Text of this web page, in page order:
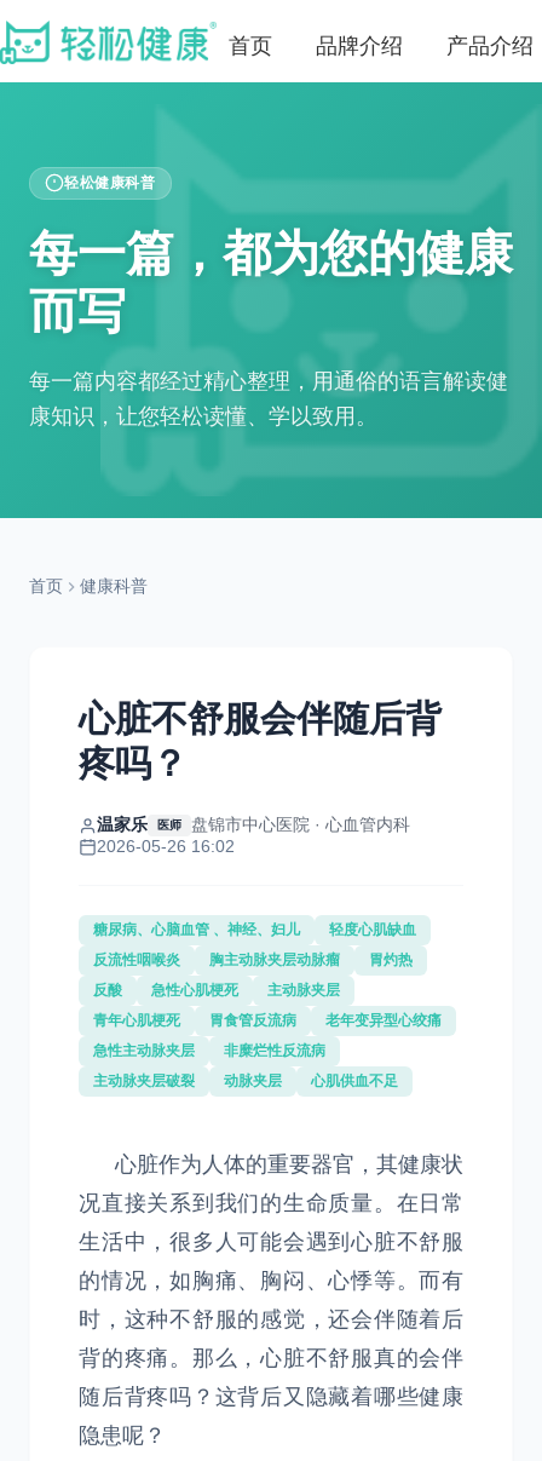
首页 品牌介绍 产品介绍
轻松健康科普
每一篇，都为您的健康
而写
每一篇内容都经过精心整理，用通俗的语言解读健
康知识，让您轻松读懂、学以致用。
首页 健康科普
心脏不舒服会伴随后背
疼吗？
温家乐 医师
盘锦市中心医院 · 心血管内科
2026-05-26 16:02
糖尿病、心脑血管 、神经、妇儿
轻度心肌缺血
反流性咽喉炎
胸主动脉夹层动脉瘤
胃灼热
反酸
急性心肌梗死
主动脉夹层
青年心肌梗死
胃食管反流病
老年变异型心绞痛
急性主动脉夹层
非糜烂性反流病
主动脉夹层破裂
动脉夹层 心肌供血不足
心脏作为人体的重要器官，其健康状
况直接关系到我们的生命质量。在日常
生活中，很多人可能会遇到心脏不舒服
的情况，如胸痛、胸闷、心悸等。而有
时，这种不舒服的感觉，还会伴随着后
背的疼痛。那么，心脏不舒服真的会伴
随后背疼吗？这背后又隐藏着哪些健康
隐患呢？